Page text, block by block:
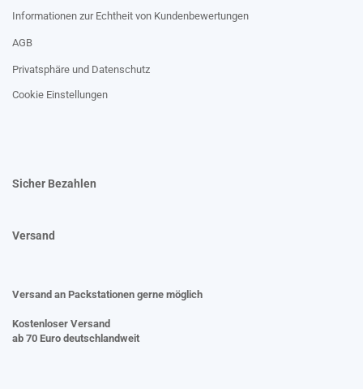
Informationen zur Echtheit von Kundenbewertungen
AGB
Privatsphäre und Datenschutz
Cookie Einstellungen
Sicher Bezahlen
Versand
Versand an Packstationen gerne möglich
Kostenloser Versand
ab 70 Euro deutschlandweit